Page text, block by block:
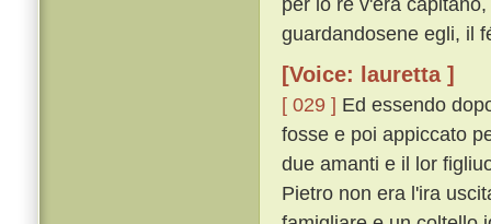
guardandosene egli, il
[Voice: lauretta ]
[ 029 ] Ed essendo
fosse e poi appiccato
due amanti e il lor
Pietro non era l'ira